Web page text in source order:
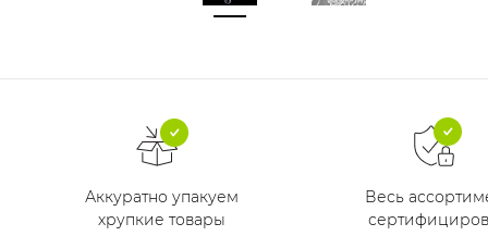
Аккуратно упакуем
хрупкие товары
Весь